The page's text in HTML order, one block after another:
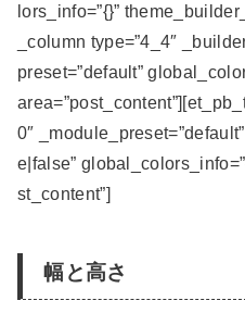
lors_info=”{}”
_column type=”4_4″
preset=”default”
0″
e|false”
st_content”]
幅と高さ